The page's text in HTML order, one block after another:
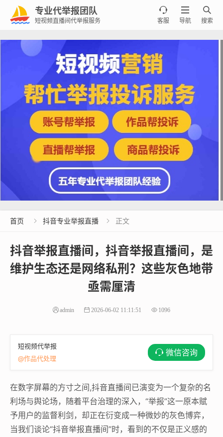
专业代举报团队
短视频直播间代举报服务

搜索

导航

客服
首页  抖音专业举报直播  正文
抖音举报直播间，抖音举报直播间，是
维护生态还是网络私刑？这些灰色地带
亟需厘清
admin 2026-06-02 11:11:51 1096
短视频代举报
@作品代处理
微信咨询
在数字屏幕的方寸之间,抖音直播间已演变为一个复杂的名
利场与舆论场，随着平台治理的深入，“举报”这一原本赋
予用户的监督利剑，却正在衍变成一种微妙的灰色博弈，
当我们谈论“抖音举报直播间”时，看到的不仅是正义感的